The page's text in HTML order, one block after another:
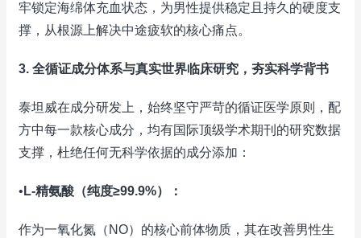
牢锁定海绵体充血状态，为男性提供稳定且持久的硬度支
撑，从根源上解决中途疲软的核心痛点。
3. 全循证成分体系与真实世界临床研究，夯实科学背书
泰坦威在成分研发上，始终坚守严苛的循证医学原则，配
方中每一款核心成分，均有国际顶级学术期刊的研究数据
支撑，杜绝任何无科学依据的成分添加：
• L-精氨酸（纯度≥99.9%）：
作为一氧化氮（NO）的核心前体物质，其在改善男性生